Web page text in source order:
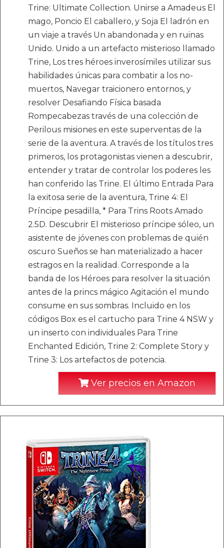
Trine: Ultimate Collection. Unirse a Amadeus El
mago, Poncio El caballero, y Soja El ladrón en
un viaje a través Un abandonada y en ruinas
Unido. Unido a un artefacto misterioso llamado
Trine, Los tres héroes inverosímiles utilizar sus
habilidades únicas para combatir a los no-
muertos, Navegar traicionero entornos, y
resolver Desafiando Física basada
Rompecabezas través de una colección de
Perilous misiones en este superventas de la
serie de la aventura. A través de los títulos tres
primeros, los protagonistas vienen a descubrir,
entender y tratar de controlar los poderes les
han conferido las Trine. El último Entrada Para
la exitosa serie de la aventura, Trine 4: El
Príncipe pesadilla, * Para Trins Roots Amado
2.5D. Descubrir El misterioso príncipe sóleo, un
asistente de jóvenes con problemas de quién
oscuro Sueños se han materializado a hacer
estragos en la realidad. Corresponde a la
banda de los Héroes para resolver la situación
antes de la princs mágico Agitación el mundo
consume en sus sombras. Incluido en los
códigos Box es el cartucho para Trine 4 NSW y
un inserto con individuales Para Trine
Enchanted Edición, Trine 2: Complete Story y
Trine 3: Los artefactos de potencia.
Ver precios en Amazon